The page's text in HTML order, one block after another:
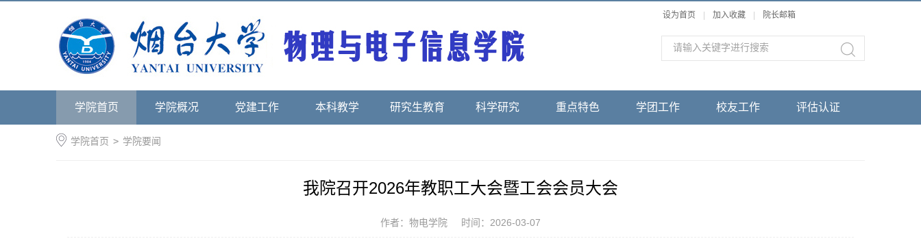
设为首页 加入收藏 院长邮箱
学院首页 学院概况 党建工作 本科教学 研究生教育 科学研究 重点特色 学团工作 校友工作 评估认证
学院首页 > 学院要闻
我院召开2026年教职工大会暨工会会员大会
作者：物电学院 时间：2026-03-07